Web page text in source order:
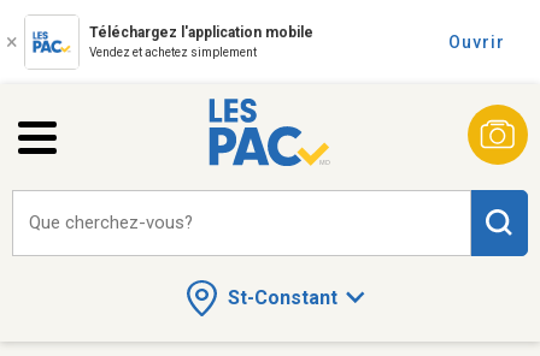
Téléchargez l'application mobile
Vendez et achetez simplement
Ouvrir
St-Constant
Que cherchez-vous?